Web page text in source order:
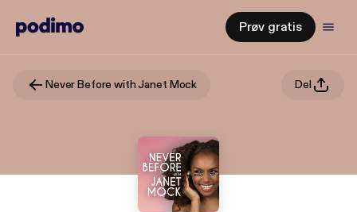
Prøv gratis
Never Before with Janet Mock Del